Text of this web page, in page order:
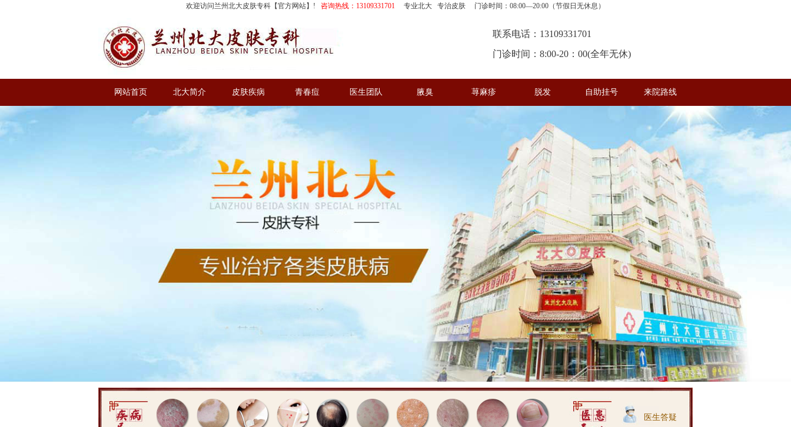
欢迎访问兰州北大皮肤专科【官方网站】! 咨询热线：13109331701 专业北大 专治皮肤 门诊时间：08:00—20:00（节假日无休息）
联系电话：13109331701
门诊时间：8:00-20：00(全年无休)
网站首页 北大简介 皮肤疾病 青春痘 医生团队 腋臭 荨麻疹 脱发 自助挂号 来院路线
医生答疑